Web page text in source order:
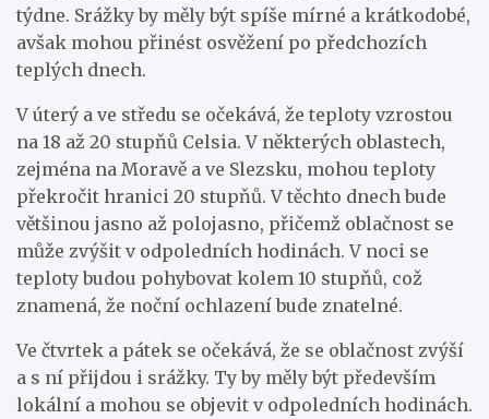
týdne. Srážky by měly být spíše mírné a krátkodobé,
avšak mohou přinést osvěžení po předchozích
teplých dnech.
V úterý a ve středu se očekává, že teploty vzrostou
na 18 až 20 stupňů Celsia. V některých oblastech,
zejména na Moravě a ve Slezsku, mohou teploty
překročit hranici 20 stupňů. V těchto dnech bude
většinou jasno až polojasno, přičemž oblačnost se
může zvýšit v odpoledních hodinách. V noci se
teploty budou pohybovat kolem 10 stupňů, což
znamená, že noční ochlazení bude znatelné.
Ve čtvrtek a pátek se očekává, že se oblačnost zvýší
a s ní přijdou i srážky. Ty by měly být především
lokální a mohou se objevit v odpoledních hodinách.